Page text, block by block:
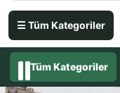
☰ Tüm Kategoriler
Tüm Kategoriler